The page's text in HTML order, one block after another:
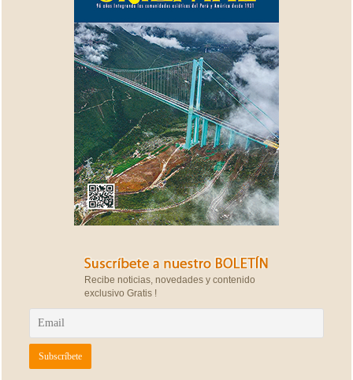
Recibe noticias, novedades y contenido
exclusivo Gratis !